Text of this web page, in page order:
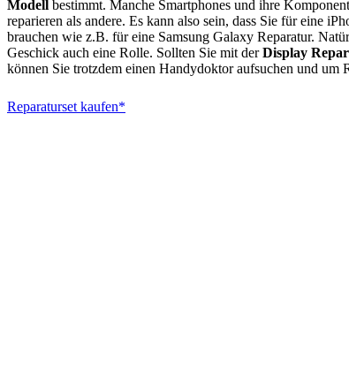
Modell bestimmt. Manche Smartphones und ihre
reparieren als andere. Es kann also sein, dass Sie für eine
brauchen wie z.B. für eine Samsung Galaxy Reparatur.
Geschick auch eine Rolle. Sollten Sie mit derDisplay
können Sie trotzdem einen Handydoktor aufsuchen und um
Reparaturset kaufen*